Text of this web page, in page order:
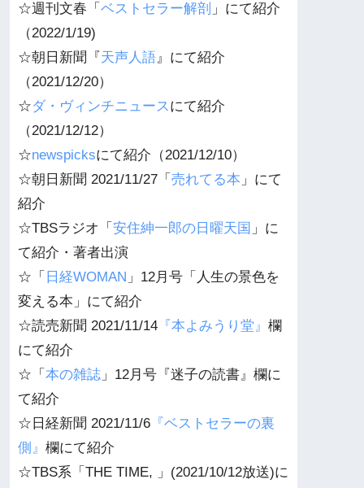
☆週刊 文春 「 ベストセラー解剖 」にて紹介
（2022/1/19)
☆朝日新聞『天声人語』にて紹介
（2021/12/20）
☆ダ・ヴィンチニュースにて紹介
（2021/12/12）
☆newspicksにて紹介（2021/12/10）
☆朝日新聞 2021/11/27「 売れてる本 」にて
紹介
☆TBSラジオ「 安住紳一郎の日曜天国 」に
て紹介・著者出演
☆「 日経WOMAN 」12月号「人生の景色を
変える本」にて紹介
☆読売新聞 2021/11/14 『本よみうり堂』 欄
にて紹介
☆「 本の雑誌 」12月号『迷子の読書』欄に
て紹介
☆日経新聞 2021/11/6 『ベストセラーの裏
側』 欄にて紹介
☆TBS系「THE TIME, 」(2021/10/12放送)に